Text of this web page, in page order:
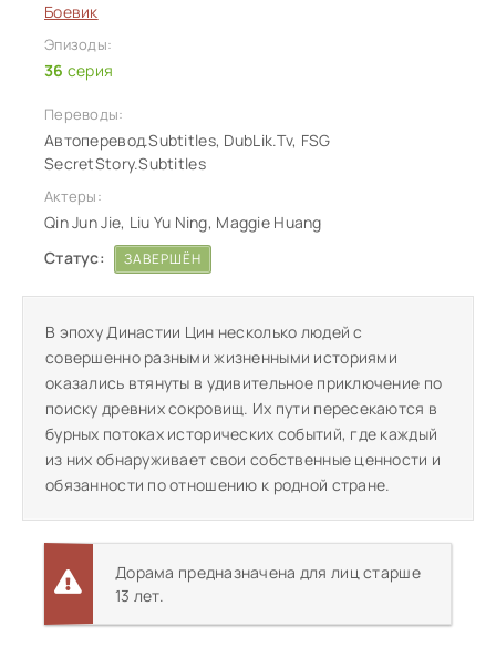
Боевик
Эпизоды:
36 серия
Переводы:
Автоперевод.Subtitles, DubLik.Tv, FSG
SecretStory.Subtitles
Актеры:
Qin Jun Jie, Liu Yu Ning, Maggie Huang
Статус:
ЗАВЕРШЁН
В эпоху Династии Цин несколько людей с
совершенно разными жизненными историями
оказались втянуты в удивительное приключение по
поиску древних сокровищ. Их пути пересекаются в
бурных потоках исторических событий, где каждый
из них обнаруживает свои собственные ценности и
обязанности по отношению к родной стране.
Дорама предназначена для лиц старше
13 лет.